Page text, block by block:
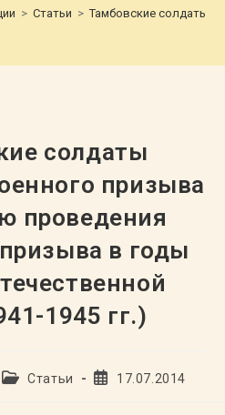
> Статьи > Тамбовские солдаты
солдаты
призыва
проведения
в годы
1945 гг.)
Рубрика
Статьи
Запись17.07.2014